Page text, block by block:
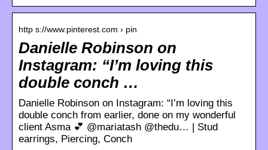
http s://www.pinterest.com › pin
Danielle Robinson on
Instagram: “I’m loving this
double conch …
Danielle Robinson on Instagram: “I’m loving this
double conch from earlier, done on my wonderful
client Asma 💕 @mariatash @thedu… | Stud
earrings, Piercing, Conch